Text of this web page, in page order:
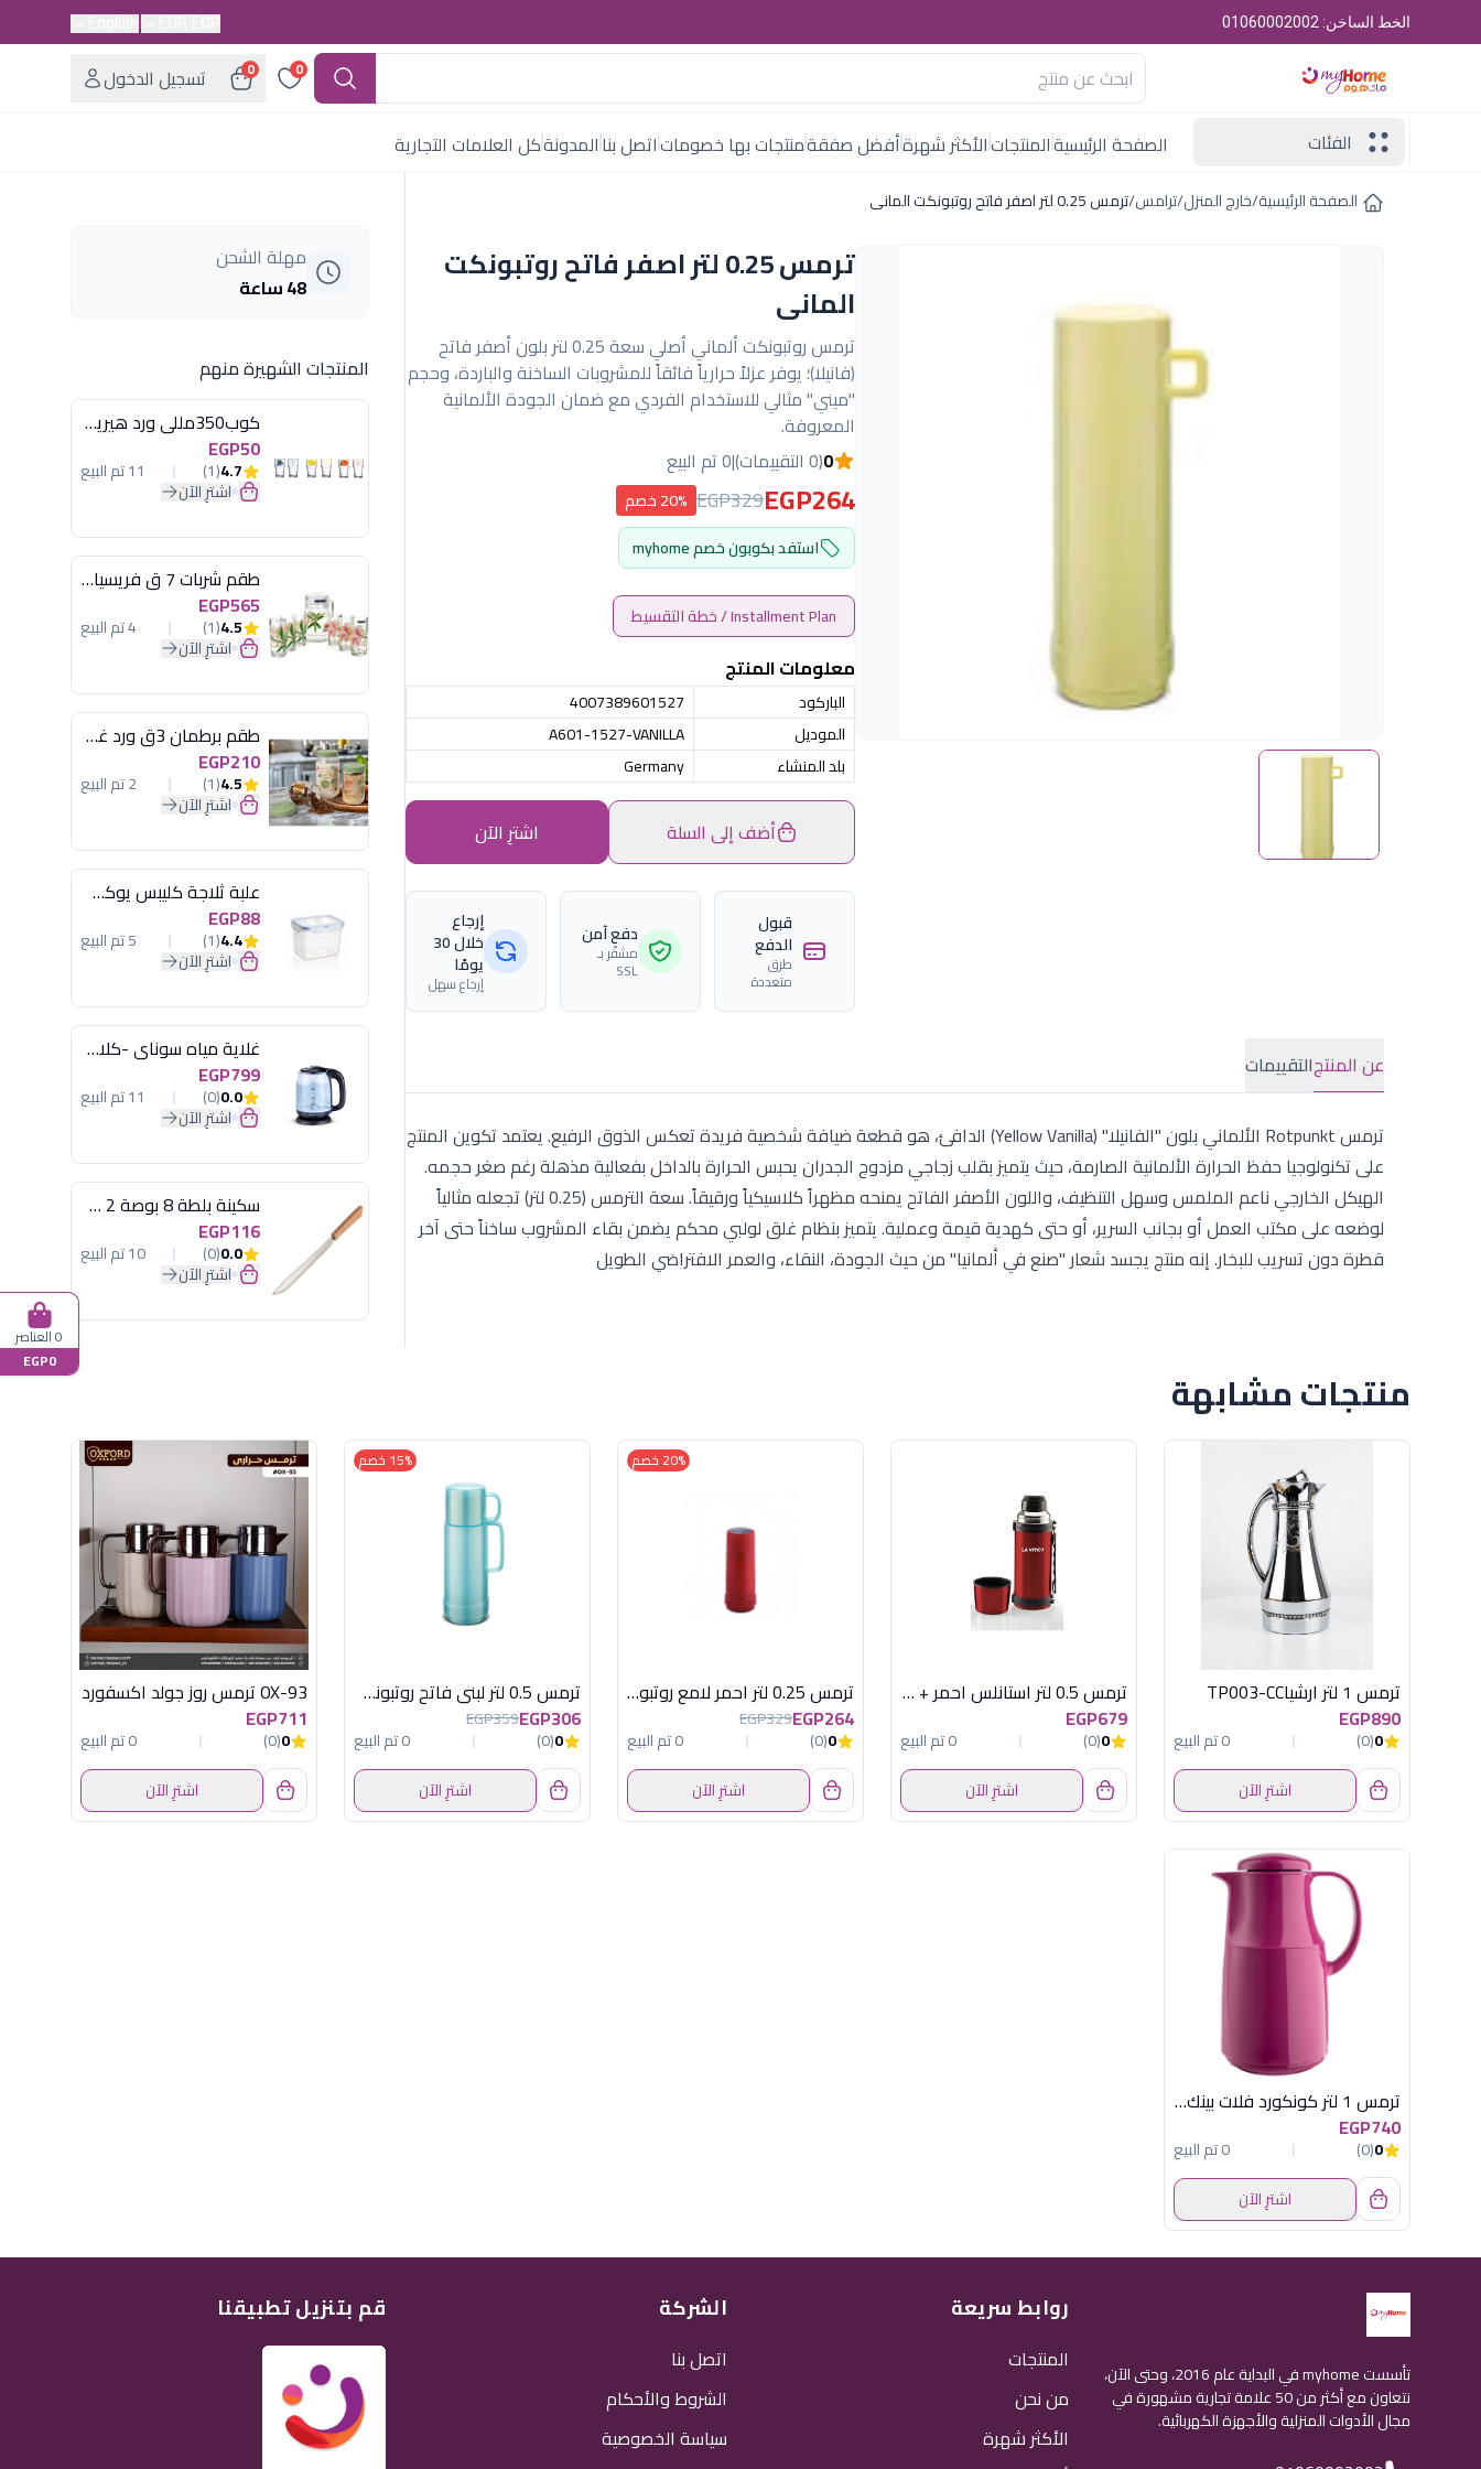
الخط الساخن: 01060002002
0
0
تسجيل الدخول
الفئات
الصفحة الرئيسيةالمنتجاتالأكثر شهرةأفضل صفقةمنتجات بها خصوماتاتصل بناالمدونةكل العلامات التجارية
الصفحة الرئيسية/خارج المنزل/ترامس/ترمس 0.25 لتر اصفر فاتح روتبونكت المانى
ترمس 0.25 لتر اصفر فاتح روتبونكت
المانى
ترمس روتبونكت ألماني أصلي سعة 0.25 لتر بلون أصفر فاتح
(فانيلا)؛ يوفر عزلاً حرارياً فائقاً للمشروبات الساخنة والباردة، وحجم
"ميني" مثالي للاستخدام الفردي مع ضمان الجودة الألمانية
المعروفة.
0(0 التقييمات) |0 تم البيع
EGP264
EGP329 20% خصم
استفد بكوبون خصم myhome
Installment Plan / خطة التقسيط
معلومات المنتج
الباركود
4007389601527
الموديل
A601-1527-VANILLA
بلد المنشاء
Germany
أضف إلى السلة اشترِ الآن
قبول
الدفع
طرق
متعددة
دفع آمن
مشفّر بـ
SSL
إرجاع
خلال 30
يومًا
إرجاع سهل
عن المنتجالتقييمات
ترمس Rotpunkt الألماني بلون "الفانيلا" (Yellow Vanilla) الدافئ، هو قطعة ضيافة شخصية فريدة تعكس الذوق الرفيع. يعتمد تكوين المنتج
على تكنولوجيا حفظ الحرارة الألمانية الصارمة، حيث يتميز بقلب زجاجي مزدوج الجدران يحبس الحرارة بالداخل بفعالية مذهلة رغم صغر حجمه.
الهيكل الخارجي ناعم الملمس وسهل التنظيف، واللون الأصفر الفاتح يمنحه مظهراً كلاسيكياً ورقيقاً. سعة الترمس (0.25 لتر) تجعله مثالياً
لوضعه على مكتب العمل أو بجانب السرير، أو حتى كهدية قيمة وعملية. يتميز بنظام غلق لولبي محكم يضمن بقاء المشروب ساخناً حتى آخر
قطرة دون تسريب للبخار. إنه منتج يجسد شعار "صنع في ألمانيا" من حيث الجودة، النقاء، والعمر الافتراضي الطويل
مهلة الشحن
48 ساعة
المنتجات الشهيرة منهم
كوب350مللى ورد هيريفين
EGP50
4.7
(1) 11 تم البيع
اشترِ الآن
طقم شربات 7 ق فريسيا لومينارك
EGP565
4.5
(1) 4 تم البيع
اشترِ الآن
طقم برطمان 3ق ورد غطاء مينت جرين هيريفين
EGP210
4.5
(1) 2 تم البيع
اشترِ الآن
علبة ثلاجة كليبس يوكسان
EGP88
4.4
(1) 5 تم البيع
اشترِ الآن
غلاية مياه سوناي -كلاسيك 2200 وات، 1.7 لتر زجاج اضائة ليد - MAR-3752
EGP799
0.0
(0) 11 تم البيع
اشترِ الآن
سكينة بلطة 8 بوصة 2 مسمار
EGP116
0.0
(0) 10 تم البيع
اشترِ الآن
منتجات مشابهة
ترمس 1 لتر ارشياTP003-CC
EGP890
0
(0)
0 تم البيع
اشترِ الآن
ترمس 0.5 لتر استانلس احمر + كوب
EGP679
0
(0)
0 تم البيع
اشترِ الآن
20% خصم
ترمس 0.25 لتر احمر لامع روتبونكت المانى
EGP264
EGP329
0
(0)
0 تم البيع
اشترِ الآن
15% خصم
ترمس 0.5 لتر لبنى فاتح روتبونكت المانى
EGP306
EGP359
0
(0)
0 تم البيع
اشترِ الآن
OX-93 ترمس روز جولد اكسفورد
EGP711
0
(0)
0 تم البيع
اشترِ الآن
ترمس 1 لتر كونكورد فلات بينك ماركوتيك
EGP740
0
(0)
0 تم البيع
اشترِ الآن
تأسست myhome في البداية عام 2016، وحتى الآن،
نتعاون مع أكثر من 50 علامة تجارية مشهورة في
مجال الأدوات المنزلية والأجهزة الكهربائية.
روابط سريعة
المنتجات
من نحن
الأكثر شهرة
الشركة
اتصل بنا
الشروط والأحكام
سياسة الخصوصية
قم بتنزيل تطبيقنا
0 العناصر
EGP0